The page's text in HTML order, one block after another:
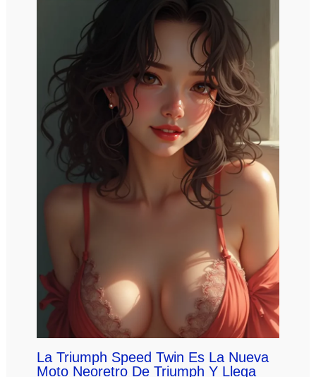
La Triumph Speed Twin Es La Nueva
Moto Neoretro De Triumph Y Llega